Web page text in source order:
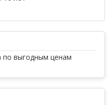
по выгодным ценам